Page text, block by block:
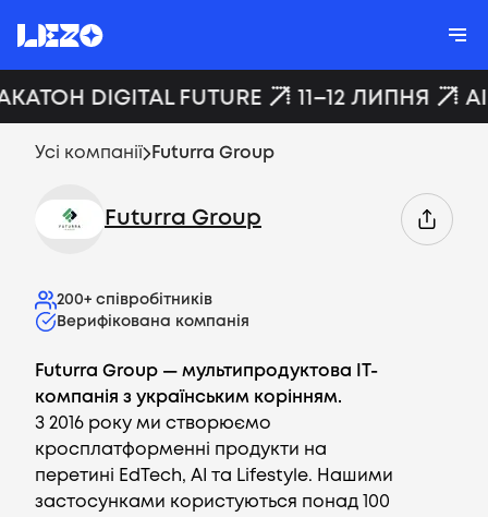
DIGITAL FUTURE 11–12 ЛИПНЯ
Усі компанії Futurra Group
Futurra Group
200+ співробітників
Верифікована компанія
Futurra Group — мультипродуктова IT-
компанія з українським корінням.
З 2016 року ми створюємо
кросплатформенні продукти на
перетині EdTech, AI та Lifestyle. Нашими
застосунками користуються понад 100